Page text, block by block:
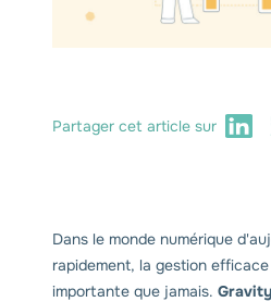
Partager cet article sur
Dans le monde numérique
rapidement, la gestion
importante que jamais.